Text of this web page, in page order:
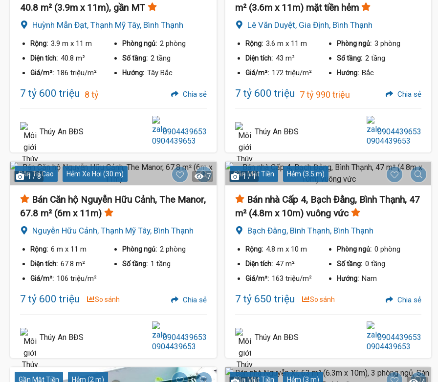
40.8 m² (3.9m x 11m), gần MT
Huỳnh Mẫn Đạt, Thạnh Mỹ Tây, Bình Thạnh
Rộng: 3.9 m x 11 m Phòng ngủ: 2 phòng
Diện tích: 40.8 m² Số tầng: 2 tầng
Giá/m²: 186 triệu/m² Hướng: Tây Bắc
7 tỷ 600 triệu 8 tỷ Chia sẻ
Thúy An BĐS 0904439653
m² (3.6m x 11m) mặt tiền hẻm
Lê Văn Duyệt, Gia Định, Bình Thạnh
Rộng: 3.6 m x 11 m Phòng ngủ: 3 phòng
Diện tích: 43 m² Số tầng: 2 tầng
Giá/m²: 172 triệu/m² Hướng: Bắc
7 tỷ 600 triệu 7 tỷ 990 triệu Chia sẻ
Thúy An BĐS 0904439653
Dân Trí Cao Hẻm Xe Hơi (30 m)
1 / 8 7
Bán Căn hộ Nguyễn Hữu Cảnh, The Manor,
67.8 m² (6m x 11m)
Nguyễn Hữu Cảnh, Thạnh Mỹ Tây, Bình Thạnh
Rộng: 6 m x 11 m Phòng ngủ: 2 phòng
Diện tích: 67.8 m² Số tầng: 1 tầng
Giá/m²: 106 triệu/m²
7 tỷ 600 triệu So sánh Chia sẻ
Thúy An BĐS 0904439653
Gần Mặt Tiền Hẻm (3.5 m)
1 / 1
Bán nhà Cấp 4, Bạch Đằng, Bình Thạnh, 47
m² (4.8m x 10m) vuông vức
Bạch Đằng, Bình Thạnh, Bình Thạnh
Rộng: 4.8 m x 10 m Phòng ngủ: 0 phòng
Diện tích: 47 m² Số tầng: 0 tầng
Giá/m²: 163 triệu/m² Hướng: Nam
7 tỷ 650 triệu So sánh Chia sẻ
Thúy An BĐS 0904439653
Gần Mặt Tiền Hẻm (2 m) Gần Mặt Tiền Hẻm (3 m)